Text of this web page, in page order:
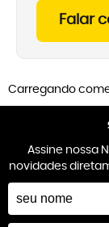
Falar
Carregando
Assine nossa
novidades